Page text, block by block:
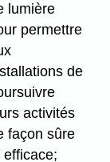
lumière
permettre
de
activités
façon sûre
efficace;